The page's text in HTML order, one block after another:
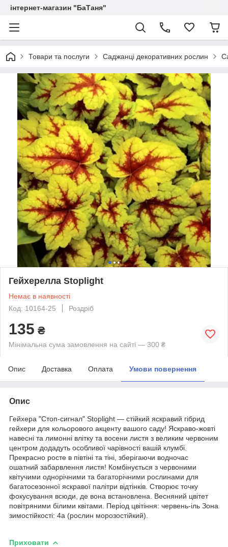
інтернет-магазин "БаТаня"
Товари та послуги Саджанці декоративних рослин
Гейхерелла Stoplight
Немає в наявності
Код: 10164-25
Роздріб
135 ₴
Мінімальна сума замовлення на сайті — 300 ₴
Опис Доставка Оплата Умови повернення
Опис
Гейхера "Стоп-сигнал" Stoplight — стійкий яскравий гібрид
гейхери для кольорового акценту вашого саду! Яскраво-жовті
навесні та лимонні влітку та восени листя з великим червоним
центром додадуть особливої чарівності вашій клумбі.
Прекрасно росте в півтіні та тіні, зберігаючи водночас
ошатний забарвлення листя! Комбінується з червоними
квітучими однорічними та багаторічними рослинами для
багатосезонної яскравої палітри відтінків. Створює точку
фокусування всюди, де вона встановлена. Весняний цвітет
повітряними білими квітами. Період цвітіння: червень-іль Зона
зимостійкості: 4а (рослин морозостійкий).
Приховати